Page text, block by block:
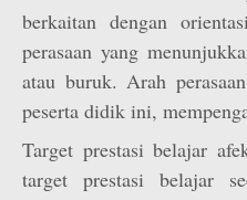
berkaitan dengan
perasaan yang
atau buruk. Arah
peserta didik ini,
Target prestasi belajar
target prestasi belajar